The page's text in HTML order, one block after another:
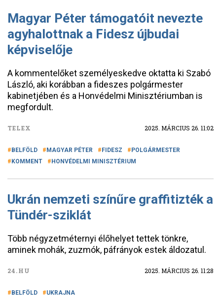
Magyar Péter támogatóit nevezte
agyhalottnak a Fidesz újbudai
képviselője
A kommentelőket személyeskedve oktatta ki Szabó
László, aki korábban a fideszes polgármester
kabinetjében és a Honvédelmi Minisztériumban is
megfordult.
TELEX 2025. MÁRCIUS 26. 11:02
BELFÖLD MAGYAR PÉTER FIDESZ
POLGÁRMESTER
KOMMENT
HONVÉDELMI MINISZTÉRIUM
Ukrán nemzeti színűre graffitizték a
Tündér-sziklát
Több négyzetméternyi élőhelyet tettek tönkre,
aminek mohák, zuzmók, páfrányok estek áldozatul.
24.HU 2025. MÁRCIUS 26. 11:28
BELFÖLD UKRAJNA